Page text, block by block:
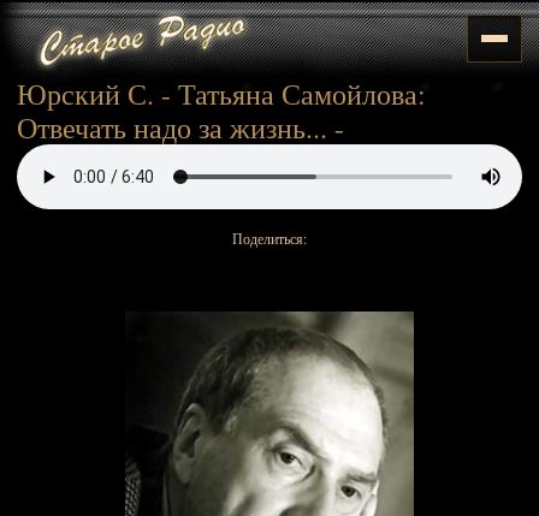
Юрский С. - Татьяна Самойлова:
Отвечать надо за жизнь... -
Поделиться: